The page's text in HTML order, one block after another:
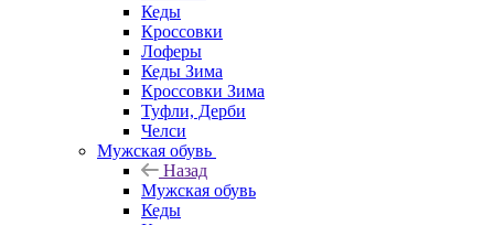
Кеды
Кроссовки
Лоферы
Кеды Зима
Кроссовки Зима
Туфли, Дерби
Челси
Мужская обувь
Назад
Мужская обувь
Кеды